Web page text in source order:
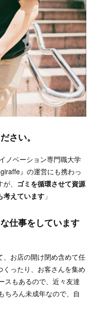
さい。
ノベーション専門職大学
』の運営にも携わっ
、 ゴミを循環させて資源
考えています 」
仕事をしています
、お店の開け閉め含めて任
ったり、お客さんを集め
スもあるので、近々友達
ちろん未成年なので、自